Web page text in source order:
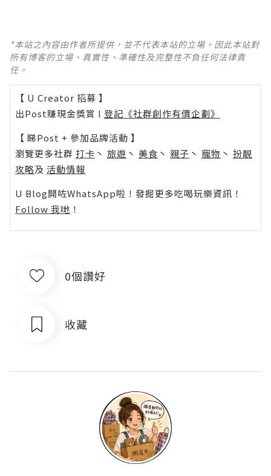
*本站之內容由作者所提供，並不代表本站的立場。因此本站對
所有博客的立場、真實性、準確性及完整性不負任何法律責
任。
【 U Creator 招募 】
出Post賺現金獎賞 l 登記《社群創作有價企劃》
【 睇Post + 參加品牌活動 】
瀏覽更多社群 打卡 丶 旅遊 丶 美食 丶 親子 丶 寵物 丶 扮靚
攻略及 活動情報
U Blog開咗WhatsApp啦！發掘更多吃喝玩樂資訊！
Follow 我哋 ！
0個讚好
收藏